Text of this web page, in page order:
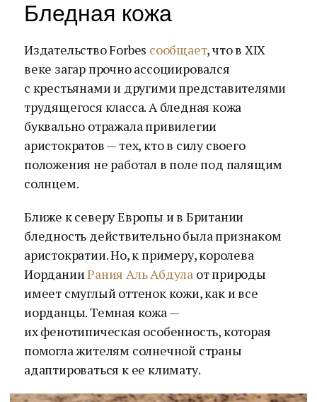
Бледная кожа
Издательство Forbes сообщает, что в XIX
веке загар прочно ассоциировался
с крестьянами и другими представителями
трудящегося класса. А бледная кожа
буквально отражала привилегии
аристократов — тех, кто в силу своего
положения не работал в поле под палящим
солнцем.
Ближе к северу Европы и в Британии
бледность действительно была признаком
аристократии. Но, к примеру, королева
ИорданииРания Аль Абдула от природы
имеет смуглый оттенок кожи, как и все
иорданцы. Темная кожа —
их фенотипическая особенность, которая
помогла жителям солнечной страны
адаптироваться к ее климату.